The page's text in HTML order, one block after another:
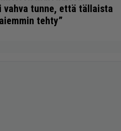
vahva tunne, että tällaista
tehty”